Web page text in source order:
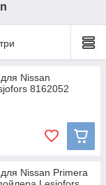
Nissan
8162052
Nissan Primera